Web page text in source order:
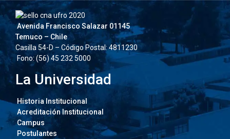
Avenida Francisco Salazar 01145
Temuco – Chile
Casilla 54-D – Código Postal: 4811230
Fono: (56) 45 232 5000
La Universidad
Historia Institucional
Acreditación Institucional
Campus
Postulantes